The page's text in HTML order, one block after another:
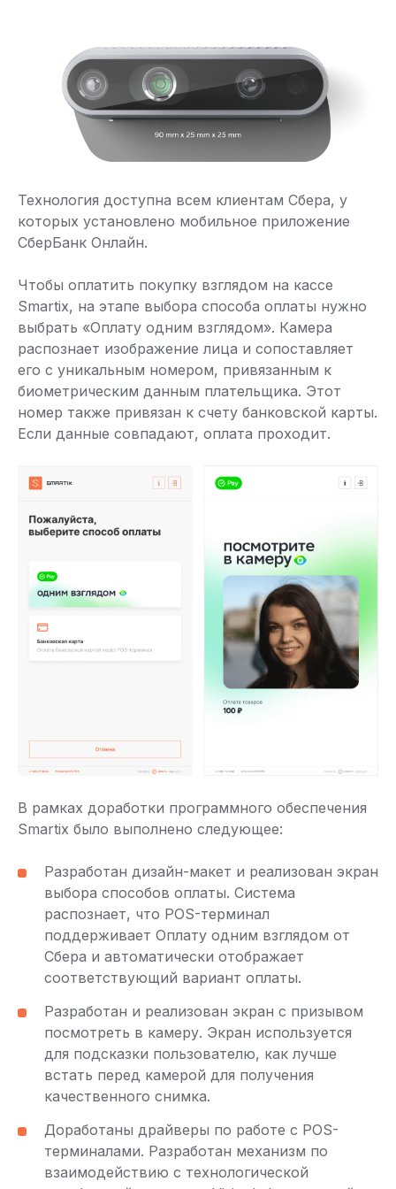
Технология доступна всем клиентам Сбера, у
которых установлено мобильное приложение
СберБанк Онлайн.
Чтобы оплатить покупку взглядом на кассе
Smartix, на этапе выбора способа оплаты нужно
выбрать «Оплату одним взглядом». Камера
распознает изображение лица и сопоставляет
его с уникальным номером, привязанным к
биометрическим данным плательщика. Этот
номер также привязан к счету банковской карты.
Если данные совпадают, оплата проходит.
В рамках доработки программного обеспечения
Smartix было выполнено следующее:
Разработан дизайн-макет и реализован экран
выбора способов оплаты. Система
распознает, что POS-терминал
поддерживает Оплату одним взглядом от
Сбера и автоматически отображает
соответствующий вариант оплаты.
Разработан и реализован экран с призывом
посмотреть в камеру. Экран используется
для подсказки пользователю, как лучше
встать перед камерой для получения
качественного снимка.
Доработаны драйверы по работе с POS-
терминалами. Разработан механизм по
взаимодействию с технологической